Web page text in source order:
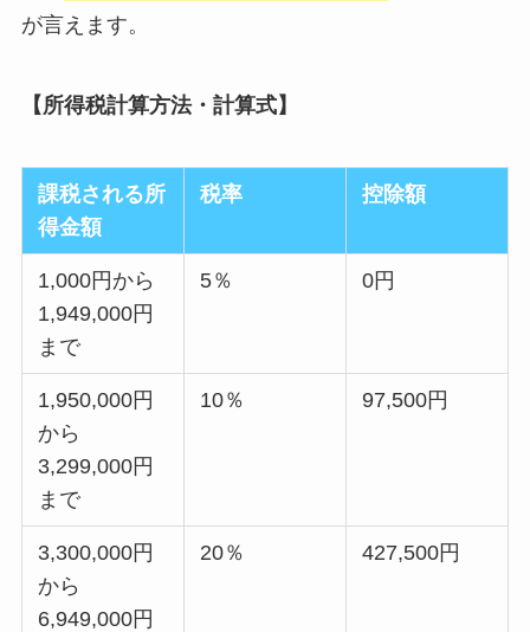
が言えます。
【所得税計算方法・計算式】
課税される所
得金額
税率 控除額
1,000円から
1,949,000円
まで
5％ 0円
1,950,000円
から
3,299,000円
まで
10％ 97,500円
3,300,000円
から
6,949,000円
20％ 427,500円